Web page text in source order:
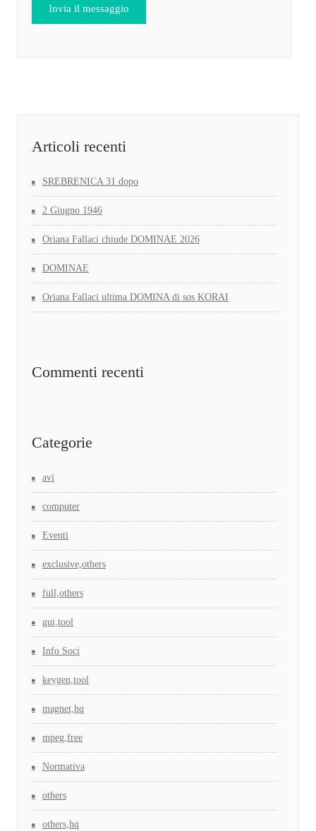
Articoli recenti
SREBRENICA 31 dopo
2 Giugno 1946
Oriana Fallaci chiude DOMINAE 2026
DOMINAE
Oriana Fallaci ultima DOMINA di sos KORAI
Commenti recenti
Categorie
avi
computer
Eventi
exclusive,others
full,others
gui,tool
Info Soci
keygen,tool
magnet,hq
mpeg,free
Normativa
others
others,hq